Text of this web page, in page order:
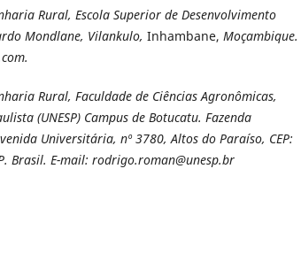
Rural, Escola Superior de Desenvolvimento
Mondlane, Vilankulo, Inhambane, Moçambique.
Rural, Faculdade de Ciências Agronômicas,
(UNESP) Campus de Botucatu. Fazenda
Universitária, nº 3780, Altos do Paraíso, CEP:
Brasil. E-mail: rodrigo.roman@unesp.br